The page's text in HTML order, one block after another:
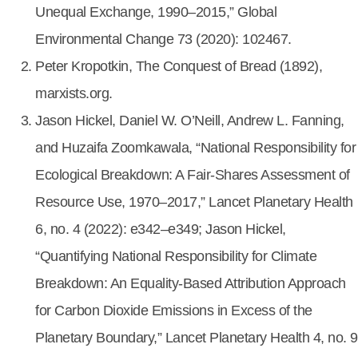
Unequal Exchange, 1990–2015,” Global
Environmental Change 73 (2020): 102467.
Peter Kropotkin, The Conquest of Bread (1892),
marxists.org.
Jason Hickel, Daniel W. O’Neill, Andrew L. Fanning,
and Huzaifa Zoomkawala, “National Responsibility for
Ecological Breakdown: A Fair-Shares Assessment of
Resource Use, 1970–2017,” Lancet Planetary Health
6, no. 4 (2022): e342–e349; Jason Hickel,
“Quantifying National Responsibility for Climate
Breakdown: An Equality-Based Attribution Approach
for Carbon Dioxide Emissions in Excess of the
Planetary Boundary,” Lancet Planetary Health 4, no. 9